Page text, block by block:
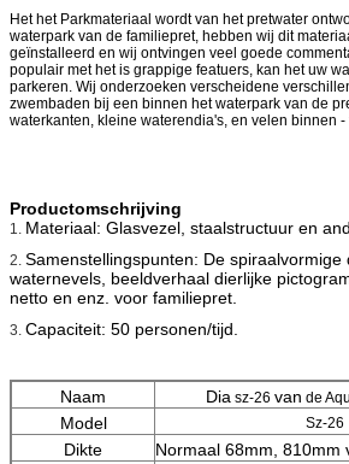
Het het Parkmateriaal wordt van het pretwater
waterpark van de familiepret, hebben wij dit
geïnstalleerd en wij ontvingen veel goede
populair met het is grappige featuers, kan het uw
parkeren. Wij onderzoeken verscheidene
zwembaden bij een binnen het waterpark van de
waterkanten, kleine waterendia's, en velen binnen -
Productomschrijving
1. Materiaal: Glasvezel, staalstructuur en
2. Samenstellingspunten: De spiraalvormige
waternevels, beeldverhaal dierlijke
netto en enz. voor familiepret.
3. Capaciteit: 50 personen/tijd.
Naam Dia sz-26 van de
Model
Sz-26
Dikte
Normaal 68mm, 810mm